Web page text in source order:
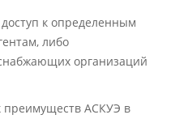
к определенным
либо
организаций
преимуществ АСКУЭ в